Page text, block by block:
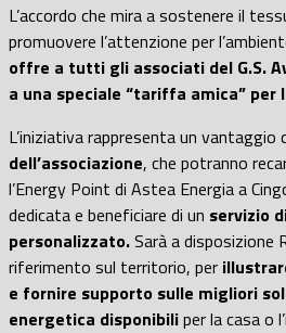
L’accordo che mira a sostenere il
promuovere l’attenzione per
offre a tutti gli associati del G.S.
a una speciale “tariffa amica”
L’iniziativa rappresenta un vantaggio
dell’associazione, che potranno
l’Energy Point di Astea Energia a
dedicata e beneficiare di un servizio
personalizzato.Sarà a disposizione
riferimento sul territorio, per
e fornire supporto sulle migliori
energetica disponibiliper la casa o